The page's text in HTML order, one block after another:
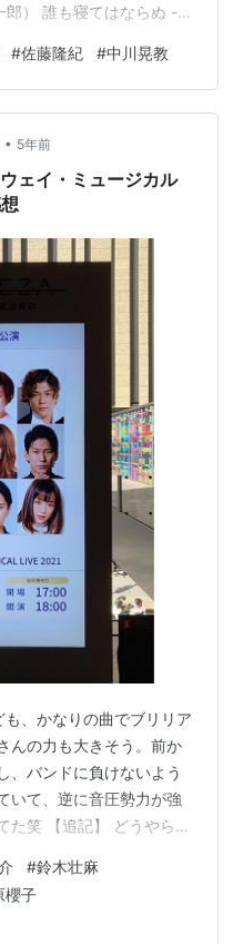
郎） 誰も寝てはならぬ -
（小林沙羅） オー・ソ
Somewhere -『ウエス
川晃教） Tonight -『ウエ
林沙羅／西村悟） シャン
羅／西村悟…
#佐藤隆紀 #中川晃教
• 5年前
ェイ・ミュージカル
、かなりの曲でブリリア
んの力も大きそう。前か
、バンドに負けないよう
いて、逆に音圧勢力が強
た笑 【追記】 どうやらTL
説が浮上中。逆に1階は
と。難しい。2階席の感
んがそれぞれ1番歌いた
#鈴木壮麻
櫻子